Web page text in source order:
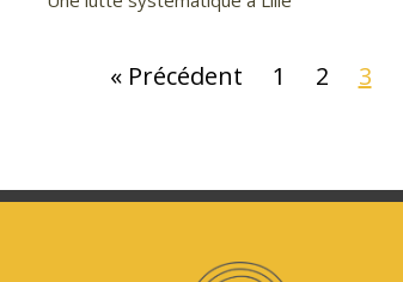
« Précédent 1 2 3